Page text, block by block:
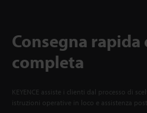
Consegna rapida
completa
KEYENCE assiste i clienti dal processo di
istruzioni operative in loco e assistenza